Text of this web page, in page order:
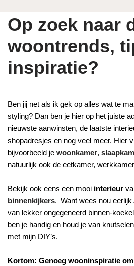
Op zoek naar
woontrends,
inspiratie?
Ben jij net als ik gek op alles wat te
styling? Dan ben je hier op het juiste
nieuwste aanwinsten, de laatste
shopadresjes en nog veel meer. Hier
bijvoorbeeld je woonkamer,
natuurlijk ook de eetkamer,
Bekijk ook eens een mooi interieur
binnenkijkers. Want wees nou
van lekker ongegeneerd binnen-
ben je handig en houd je van
met mijn DIY’s.
Kortom: Genoeg wooninspiratie